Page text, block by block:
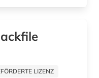
LIZENZ